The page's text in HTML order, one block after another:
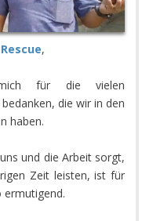
,
für die vielen
die wir in den
haben.
und die Arbeit sorgt,
Zeit leisten, ist für
ermutigend.